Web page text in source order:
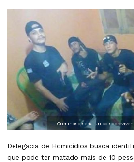
Criminoso seria único
Delegacia de Homicídios busca
que pode ter matado mais de 10